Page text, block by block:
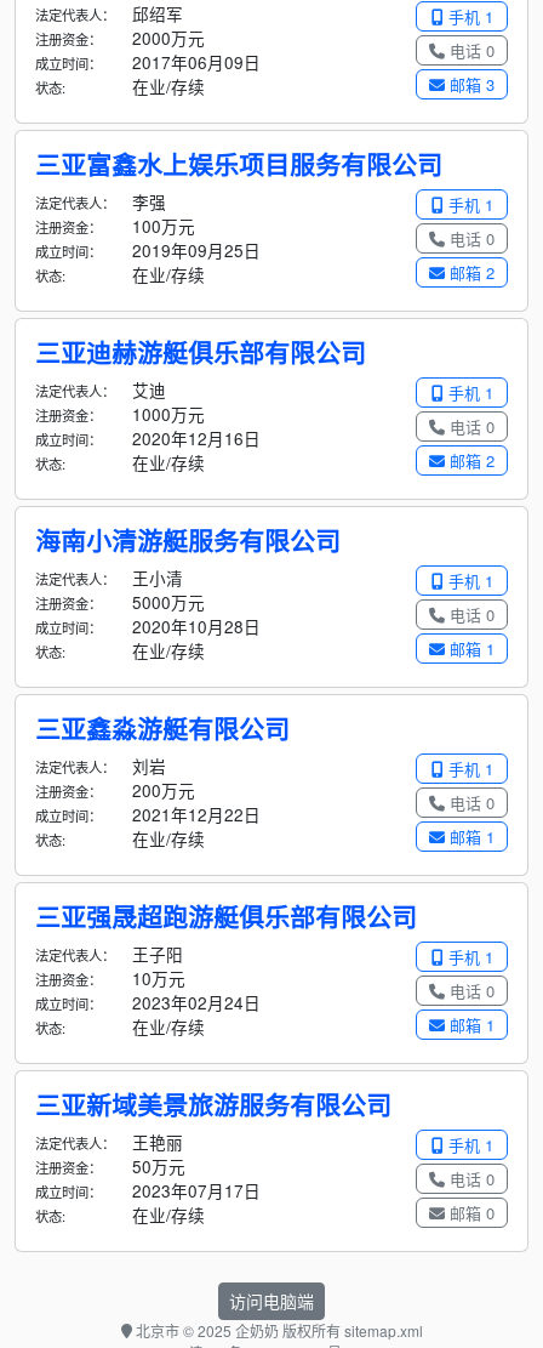
手机 1
电话 0
邮箱 3
法定代表人： 邱绍军
注册资金： 2000万元
成立时间： 2017年06月09日
状态: 在业/存续
三亚富鑫水上娱乐项目服务有限公司
手机 1
电话 0
邮箱 2
法定代表人： 李强
注册资金： 100万元
成立时间： 2019年09月25日
状态: 在业/存续
三亚迪赫游艇俱乐部有限公司
手机 1
电话 0
邮箱 2
法定代表人： 艾迪
注册资金： 1000万元
成立时间： 2020年12月16日
状态: 在业/存续
海南小清游艇服务有限公司
手机 1
电话 0
邮箱 1
法定代表人： 王小清
注册资金： 5000万元
成立时间： 2020年10月28日
状态: 在业/存续
三亚鑫淼游艇有限公司
手机 1
电话 0
邮箱 1
法定代表人： 刘岩
注册资金： 200万元
成立时间： 2021年12月22日
状态: 在业/存续
三亚强晟超跑游艇俱乐部有限公司
手机 1
电话 0
邮箱 1
法定代表人： 王子阳
注册资金： 10万元
成立时间： 2023年02月24日
状态: 在业/存续
三亚新域美景旅游服务有限公司
手机 1
电话 0
邮箱 0
法定代表人： 王艳丽
注册资金： 50万元
成立时间： 2023年07月17日
状态: 在业/存续
访问电脑端
北京市© 2025 企奶奶 版权所有sitemap.xml